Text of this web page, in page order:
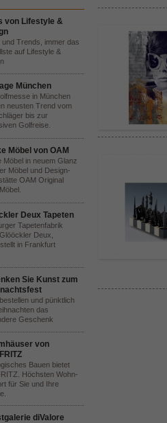
von Lifestyle &
und Trends, immer das
auf Lifestyle &
München
in München
neusten Trend vom
bis zur
Golfreise.
Möbel von OAM
Möbel in neuem Glanz
Möbel und Design-
OAM Original
Deux Tapeten
Tapetenfabrik
Deux,
in Frankfurt
Sie Kunst zum
und pünktlich
das
Geschenk
von
Bauen bietet
Höchsten Wohn-
für Sie und Ihre
diValore